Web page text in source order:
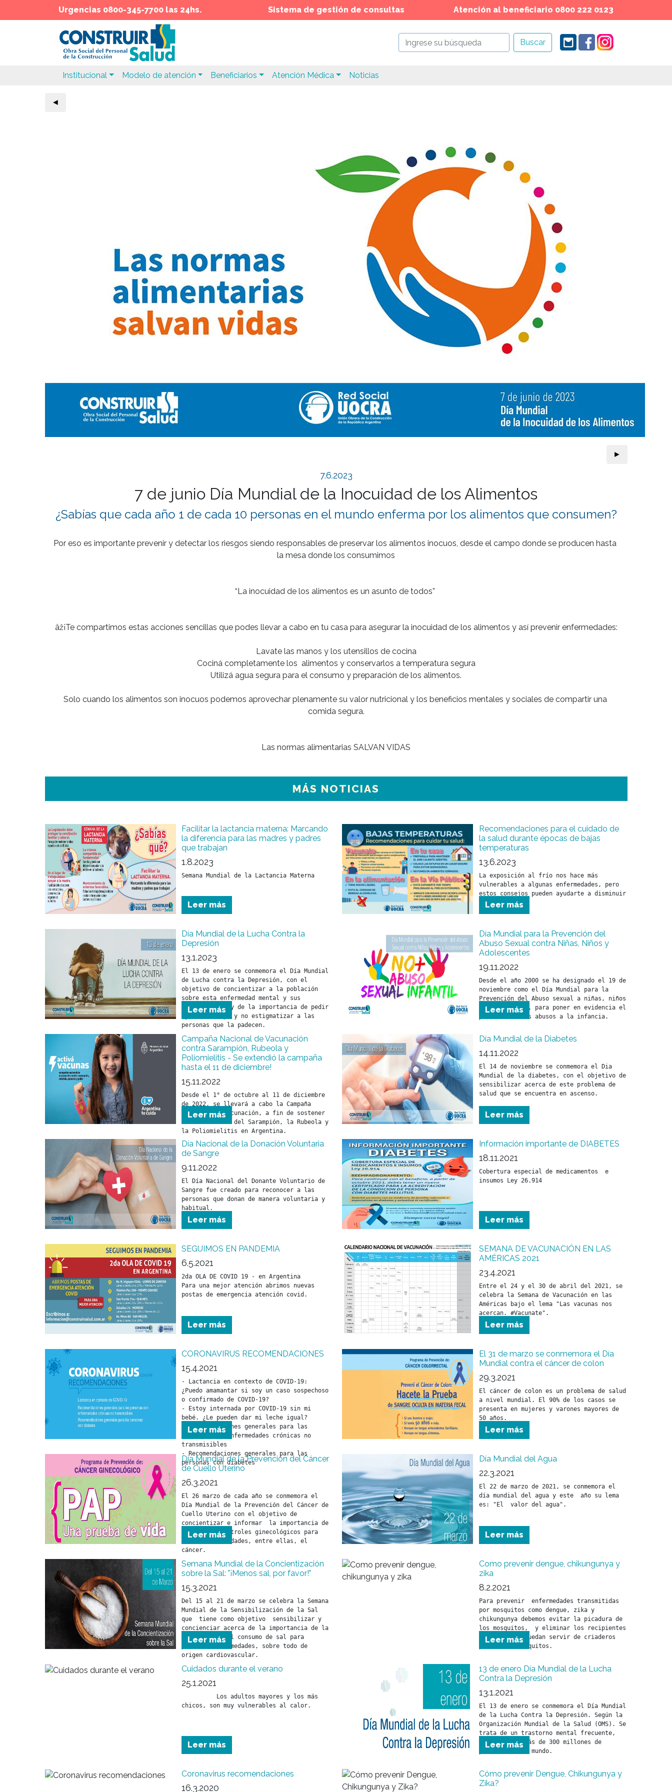
Urgencias 0800-345-7700 las 24hs. Sistema de gestión de consultas Atención al beneficiario 0800 222 0123
Buscar
Institucional Modelo de atención Beneficiarios Atención Médica Noticias
◄
►
7.6.2023
7 de junio Día Mundial de la Inocuidad de los Alimentos
¿Sabías que cada año 1 de cada 10 personas en el mundo enferma por los alimentos que consumen?
Por eso es importante prevenir y detectar los riesgos siendo responsables de preservar los alimentos inocuos, desde el campo donde se producen hasta
la mesa donde los consumimos
“La inocuidad de los alimentos es un asunto de todos”
âž¡Te compartimos estas acciones sencillas que podes llevar a cabo en tu casa para asegurar la inocuidad de los alimentos y así prevenir enfermedades:
Lavate las manos y los utensillos de cocina
Cociná completamente los  alimentos y conservarlos a temperatura segura
Utilizá agua segura para el consumo y preparación de los alimentos.
Solo cuando los alimentos son inocuos podemos aprovechar plenamente su valor nutricional y los beneficios mentales y sociales de compartir una
comida segura.
Las normas alimentarias SALVAN VIDAS
MÁS NOTICIAS
Facilitar la lactancia materna: Marcando
la diferencia para las madres y padres
que trabajan
1.8.2023
Semana Mundial de la Lactancia Materna
Leer más
Recomendaciones para el cuidado de
la salud durante épocas de bajas
temperaturas
13.6.2023
La exposición al frío nos hace más
vulnerables a algunas enfermedades, pero
estos consejos pueden ayudarte a disminuir
esos riesgos
Leer más
Día Mundial de la Lucha Contra la
Depresión
13.1.2023
El 13 de enero se conmemora el Día Mundial
de Lucha contra la Depresión, con el
objetivo de concientizar a la población
sobre esta enfermedad mental y sus
consecuencias y de la importancia de pedir
ayuda a tiempo y no estigmatizar a las
personas que la padecen.
Leer más
Día Mundial para la Prevención del
Abuso Sexual contra Niñas, Niños y
Adolescentes
19.11.2022
Desde el año 2000 se ha designado el 19 de
noviembre como el Día Mundial para la
Prevención del Abuso sexual a niñas, niños
y adolescentes, para poner en evidencia el
problema de los abusos a la infancia.
Leer más
Campaña Nacional de Vacunación
contra Sarampión, Rubeola y
Poliomielitis - Se extendió la campaña
hasta el 11 de diciembre!
15.11.2022
Desde el 1° de octubre al 11 de diciembre
de 2022, se llevará a cabo la Campaña
Nacional de Vacunación, a fin de sostener
la eliminación del Sarampión, la Rubeola y
la Poliomielitis en Argentina.
Leer más
Día Mundial de la Diabetes
14.11.2022
El 14 de noviembre se conmemora el Dia
Mundial de la diabetes, con el objetivo de
sensibilizar acerca de este problema de
salud que se encuentra en ascenso.
Leer más
Día Nacional de la Donación Voluntaria
de Sangre
9.11.2022
El Día Nacional del Donante Voluntario de
Sangre fue creado para reconocer a las
personas que donan de manera voluntaria y
habitual.
Leer más
Información importante de DIABETES
18.11.2021
Cobertura especial de medicamentos  e
insumos Ley 26.914
Leer más
SEGUIMOS EN PANDEMIA
6.5.2021
2da OLA DE COVID 19 - en Argentina
Para una mejor atención abrimos nuevas
postas de emergencia atención covid.
Leer más
SEMANA DE VACUNACIÓN EN LAS
AMÉRICAS 2021
23.4.2021
Entre el 24 y el 30 de abril del 2021, se
celebra la Semana de Vacunación en las
Américas bajo el lema "Las vacunas nos
acercan. #Vacunate".
Leer más
CORONAVIRUS RECOMENDACIONES
15.4.2021
- Lactancia en contexto de COVID-19:
¿Puedo amamantar si soy un caso sospechoso
o confirmado de COVID-19?
- Estoy internada por COVID-19 sin mi
bebé. ¿Le pueden dar mi leche igual?
- Recomendaciones generales para las
personas con enfermedades crónicas no
transmisibles
- Recomendaciones generales para las
personas con diabetes
Leer más
El 31 de marzo se conmemora el Día
Mundial contra el cáncer de colon
29.3.2021
El cáncer de colon es un problema de salud
a nivel mundial. El 90% de los casos se
presenta en mujeres y varones mayores de
50 años.
Leer más
Día Mundial de la Prevención del Cáncer
de Cuello Uterino
26.3.2021
El 26 marzo de cada año se conmemora el
Día Mundial de la Prevención del Cáncer de
Cuello Uterino con el objetivo de
concientizar e informar  la importancia de
efectuarse controles ginecológicos para
evitar enfermedades, entre ellas, el
cáncer.
Leer más
Día Mundial del Agua
22.3.2021
El 22 de marzo de 2021, se conmemora el
día mundial del agua y este  año su lema
es: "El  valor del agua".
Leer más
Semana Mundial de la Concientización
sobre la Sal: "¡Menos sal, por favor!"
15.3.2021
Del 15 al 21 de marzo se celebra la Semana
Mundial de la Sensibilización de la Sal
que  tiene como objetivo  sensibilizar y
concienciar acerca de la importancia de la
disminución del consumo de sal para
prevenir enfermedades, sobre todo de
origen cardiovascular.
Leer más
Como prevenir dengue, chikungunya y
zika
8.2.2021
Para prevenir  enfermedades transmitidas
por mosquitos como dengue, zika y
chikungunya debemos evitar la picadura de
los mosquitos,  y eliminar los recipientes
con agua que puedan servir de criaderos
para estos mosquitos.
Leer más
Cuidados durante el verano
25.1.2021
chicos, son muy vulnerables al calor.
Leer más
13 de enero Día Mundial de la Lucha
Contra la Depresión
13.1.2021
El 13 de enero se conmemora el Día Mundial
de la Lucha Contra la Depresión. Según la
Organización Mundial de la Salud (OMS). Se
trata de un trastorno mental frecuente,
que afecta a más de 300 millones de
personas en el mundo.
Leer más
Coronavirus recomendaciones
16.3.2020
Cómo prevenir Dengue, Chikungunya y
Zika?